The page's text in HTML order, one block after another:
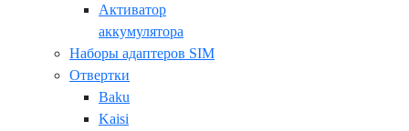
Активатор
аккумулятора
Наборы адаптеров SIM
Отвертки
Baku
Kaisi